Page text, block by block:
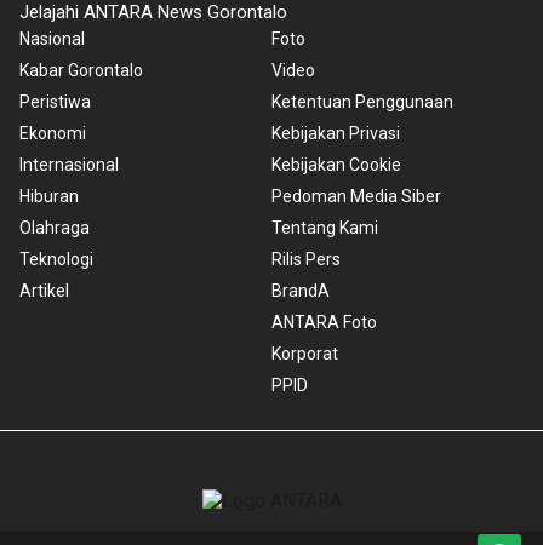
Jelajahi ANTARA News Gorontalo
Nasional
Kabar Gorontalo
Peristiwa
Ekonomi
Internasional
Hiburan
Olahraga
Teknologi
Artikel
Foto
Video
Ketentuan Penggunaan
Kebijakan Privasi
Kebijakan Cookie
Pedoman Media Siber
Tentang Kami
Rilis Pers
BrandA
ANTARA Foto
Korporat
PPID